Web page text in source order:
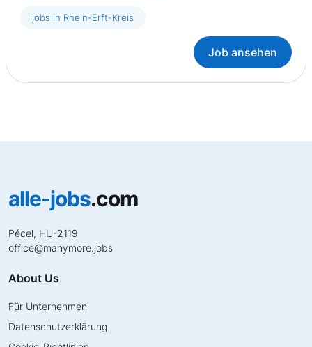
jobs in Rhein-Erft-Kreis
Job ansehen
alle-jobs.com
Pécel, HU-2119
office@manymore.jobs
About Us
Für Unternehmen
Datenschutzerklärung